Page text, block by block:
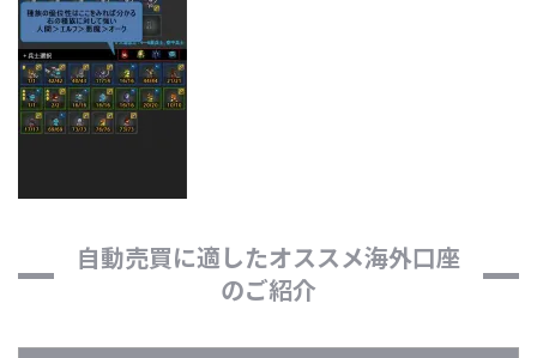
自動売買に適したオススメ海外口座
のご紹介